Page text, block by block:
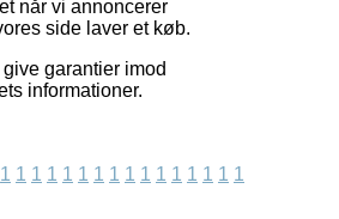
når vi annoncerer
side laver et køb.
garantier imod
informationer.
1 1 1 1 1 1 1 1 1 1 1 1 1 1 1 1